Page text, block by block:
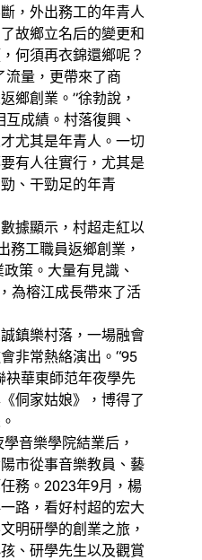
，外出務工的年青人
故鄉立名后的變更和
何須再衣錦還鄉呢？
流量，更帶來了商
鄉創業。”徐勃說，
成績。村落復興、
尤其是年青人。一切
有人往實行，尤其是
、干勁足的年青
顯示，村超走紅以
務工職員返鄉創業，
策。大量有見識、
為榕江成長帶來了活
樂村落，一場融會
非常熱絡演出。“95
袂華東師范年夜學先
侗家姑娘》，博得了
音樂學院結業后，
市從事音樂教員、藝
務。2023年9月，楊
路，看好村超的宏大
明研學的創業之旅，
、研學先生以及觀賞